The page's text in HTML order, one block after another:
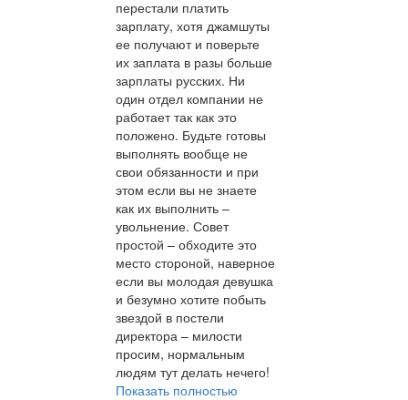
перестали платить
зарплату, хотя джамшуты
ее получают и поверьте
их заплата в разы больше
зарплаты русских. Ни
один отдел компании не
работает так как это
положено. Будьте готовы
выполнять вообще не
свои обязанности и при
этом если вы не знаете
как их выполнить –
увольнение. Совет
простой – обходите это
место стороной, наверное
если вы молодая девушка
и безумно хотите побыть
звездой в постели
директора – милости
просим, нормальным
людям тут делать нечего!
Показать полностью